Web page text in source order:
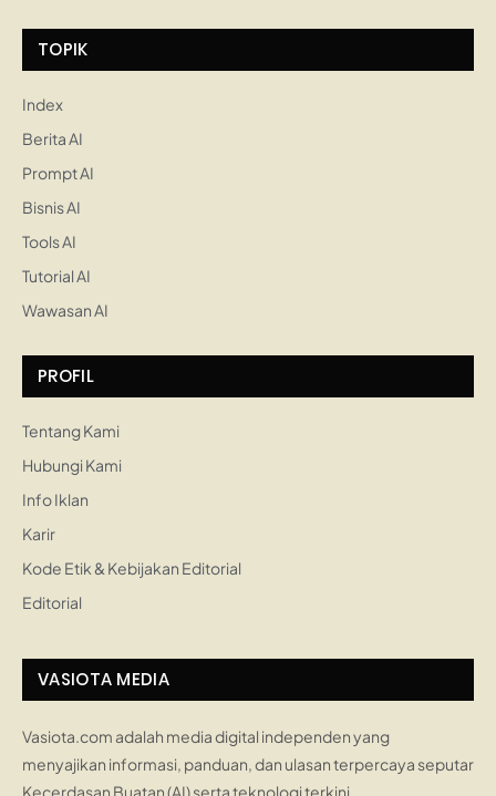
TOPIK
Index
Berita AI
Prompt AI
Bisnis AI
Tools AI
Tutorial AI
Wawasan AI
PROFIL
Tentang Kami
Hubungi Kami
Info Iklan
Karir
Kode Etik & Kebijakan Editorial
Editorial
VASIOTA MEDIA
Vasiota.com adalah media digital independen yang
menyajikan informasi, panduan, dan ulasan terpercaya seputar
Kecerdasan Buatan (AI) serta teknologi terkini.